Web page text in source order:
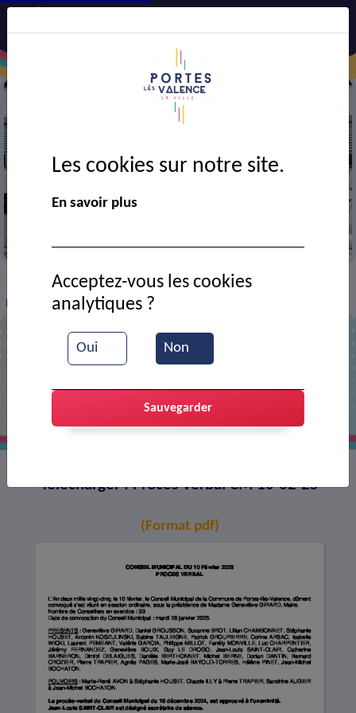
> VIE MUNICIPALE > Ressources documentaires
Procès-verbal CM 10-02-25
Télécharger : Procès-verbal CM 10-02-25
(Format pdf)
Les cookies sur notre site.
En savoir plus
Oui Non
Acceptez-vous les cookies
analytiques ?
Sauvegarder